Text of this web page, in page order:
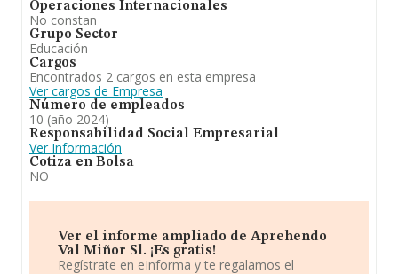
Operaciones Internacionales
No constan
Grupo Sector
Educación
Cargos
Encontrados 2 cargos en esta empresa
Ver cargos de Empresa
Número de empleados
10 (año 2024)
Responsabilidad Social Empresarial
Ver Información
Cotiza en Bolsa
NO
Ver el informe ampliado de Aprehendo
Val Miñor Sl. ¡Es gratis!
Regístrate en eInforma y te regalamos el